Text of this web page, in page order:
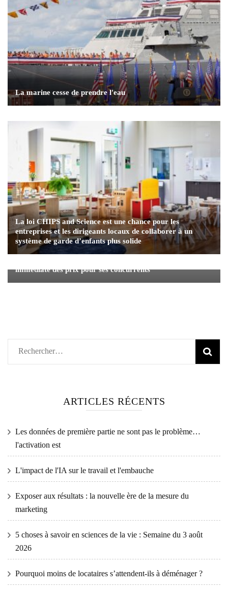
La marine cesse de prendre l'eau
La loi CHIPS and Science est une chance pour les
entreprises et les dirigeants locaux de collaborer à un
système de garde d’enfants plus solide
immédiate des prix pour ses concurrents
Rechercher :
ARTICLES RÉCENTS
Les données de première partie ne sont pas le problème…
l'activation est
L'impact de l'IA sur le travail et l'embauche
Exposer aux résultats : la nouvelle ère de la mesure du
marketing
5 choses à savoir en sciences de la vie : Semaine du 3 août
2026
Pourquoi moins de locataires s’attendent-ils à déménager ?